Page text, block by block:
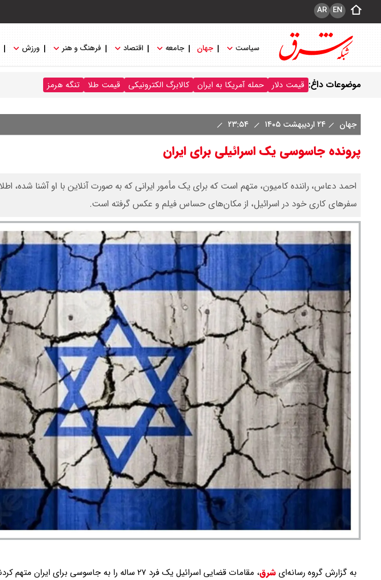
EN
AR
سیاست جهان جامعه اقتصاد فرهنگ و هنر ورزش
موضوعات داغ: قیمت دلار حمله آمریکا به ایران کالابرگ الکترونیکی قیمت طلا تنگه هرمز
جهان ۲۴ اردیبهشت ۱۴۰۵
پرونده جاسوسی یک اسرائیلی برای ایران
احمد دعاس، راننده کامیون، متهم است که برای یک مأمور ایرانی که به صورت آنلاین با او آشنا شده،
سفرهای کاری خود در اسرائیل، از مکان‌های حساس فیلم و عکس گرفته است.
به گزارش گروه رسانه‌ایشرق، مقامات قضایی اسرائیل یک فرد ۲۷ ساله را به جاسوسی برای ایران متهم کردند.